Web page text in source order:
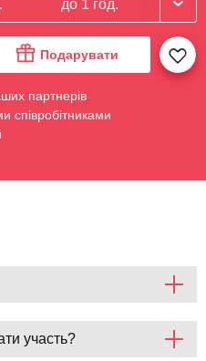
до 1 год.
Подарувати
партнерів
співробітниками
участь?